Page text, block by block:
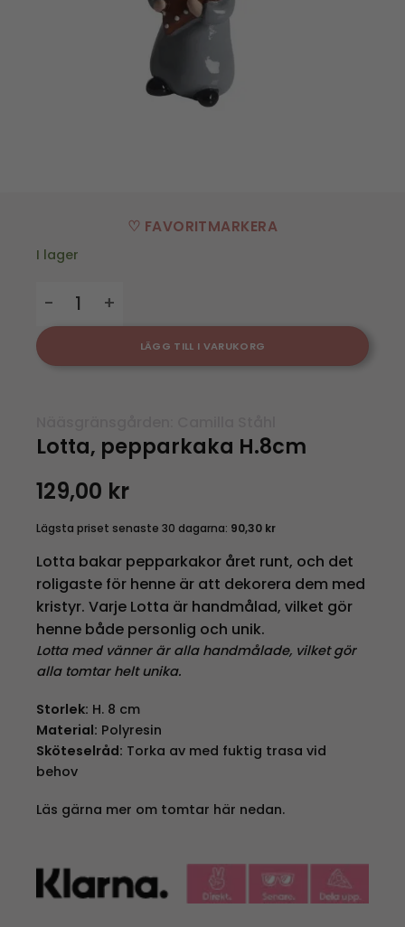
♡ FAVORITMARKERA
I lager
LÄGG TILL I VARUKORG
Lotta, pepparkaka H.8cm
129,00 kr
Lägsta priset senaste 30 dagarna: 90,30 kr
Lotta bakar pepparkakor året runt, och det
roligaste för henne är att dekorera dem med
kristyr. Varje Lotta är handmålad, vilket gör
henne både personlig och unik.
Lotta med vänner är alla handmålade, vilket gör
alla tomtar helt unika.
Storlek: H. 8 cm
Material: Polyresin
Sköteselråd: Torka av med fuktig trasa vid
behov
Läs gärna mer om tomtar här nedan.